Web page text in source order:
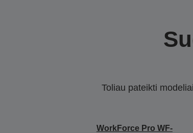
Toliau pateikti
WorkForce Pro WF-